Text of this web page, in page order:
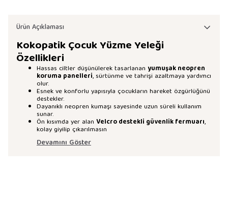
Ürün Açıklaması
Kokopatik Çocuk Yüzme Yeleği
Özellikleri
Hassas ciltler düşünülerek tasarlanan yumuşak neopren
koruma panelleri, sürtünme ve tahrişi azaltmaya yardımcı
olur.
Esnek ve konforlu yapısıyla çocukların hareket özgürlüğünü
destekler.
Dayanıklı neopren kumaşı sayesinde uzun süreli kullanım
sunar.
Ön kısımda yer alan Velcro destekli güvenlik fermuarı,
kolay giyilip çıkarılmasın
Devamını Göster